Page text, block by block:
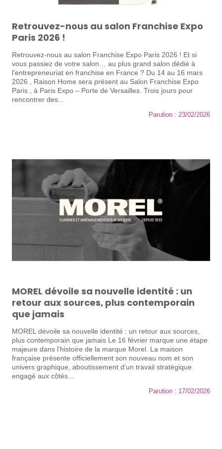
Retrouvez-nous au salon Franchise Expo
Paris 2026 !
Retrouvez-nous au salon Franchise Expo Paris 2026 ! Et si
vous passiez de votre salon… au plus grand salon dédié à
l'entrepreneuriat en franchise en France ? Du 14 au 16 mars
2026 , Raison Home sera présent au Salon Franchise Expo
Paris , à Paris Expo – Porte de Versailles. Trois jours pour
rencontrer des...
Parution : 23/02/2026
MOREL dévoile sa nouvelle identité : un
retour aux sources, plus contemporain
que jamais
MOREL dévoile sa nouvelle identité : un retour aux sources,
plus contemporain que jamais Le 16 février marque une étape
majeure dans l’histoire de la marque Morel. La maison
française présente officiellement son nouveau nom et son
univers graphique, aboutissement d’un travail stratégique
engagé aux côtés...
Parution : 17/02/2026